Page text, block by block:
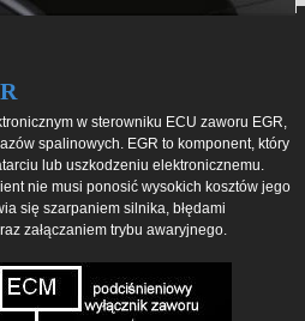
w sterowniku ECU zaworu EGR,
spalinowych. EGR to komponent, który
lub uszkodzeniu elektronicznemu.
nie musi ponosić wysokich kosztów jego
się szarpaniem silnika, błędami
załączaniem trybu awaryjnego.